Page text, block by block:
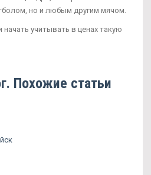
но и любым другим мячом.
учитывать в ценах такую
Похожие статьи